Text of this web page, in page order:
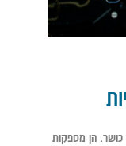
הן מספקות